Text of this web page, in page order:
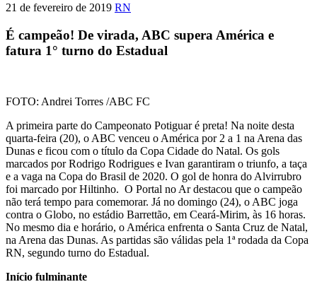
21 de fevereiro de 2019 RN
É campeão! De virada, ABC supera América e
fatura 1° turno do Estadual
FOTO: Andrei Torres /ABC FC
A primeira parte do Campeonato Potiguar é preta! Na noite desta
quarta-feira (20), o ABC venceu o América por 2 a 1 na Arena das
Dunas e ficou com o título da Copa Cidade do Natal. Os gols
marcados por Rodrigo Rodrigues e Ivan garantiram o triunfo, a taça
e a vaga na Copa do Brasil de 2020. O gol de honra do Alvirrubro
foi marcado por Hiltinho. O Portal no Ar destacou que o campeão
não terá tempo para comemorar. Já no domingo (24), o ABC joga
contra o Globo, no estádio Barrettão, em Ceará-Mirim, às 16 horas.
No mesmo dia e horário, o América enfrenta o Santa Cruz de Natal,
na Arena das Dunas. As partidas são válidas pela 1ª rodada da Copa
RN, segundo turno do Estadual.
Início fulminante